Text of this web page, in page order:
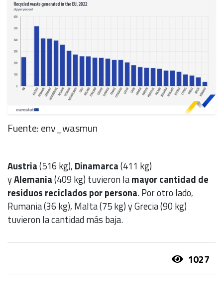
Fuente: env_wasmun
Austria(516 kg), Dinamarca(411 kg)
yAlemania(409 kg) tuvieron lamayor cantidad de
residuos reciclados por persona. Por otro lado,
Rumania (36 kg), Malta (75 kg) y Grecia (90 kg)
tuvieron la cantidad más baja.
1027